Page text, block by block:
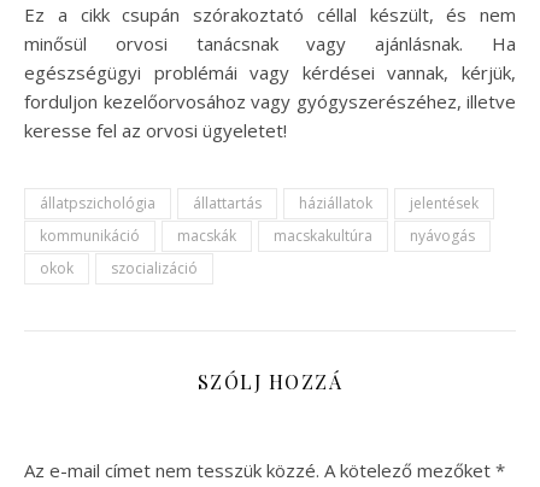
Ez a cikk csupán szórakoztató céllal készült, és nem
minősül orvosi tanácsnak vagy ajánlásnak. Ha
egészségügyi problémái vagy kérdései vannak, kérjük,
forduljon kezelőorvosához vagy gyógyszerészéhez, illetve
keresse fel az orvosi ügyeletet!
állatpszichológia állattartás háziállatok
jelentések
kommunikáció
macskák macskakultúra
nyávogás
okok
szocializáció
SZÓLJ HOZZÁ
Az e-mail címet nem tesszük közzé. A kötelező mezőket *